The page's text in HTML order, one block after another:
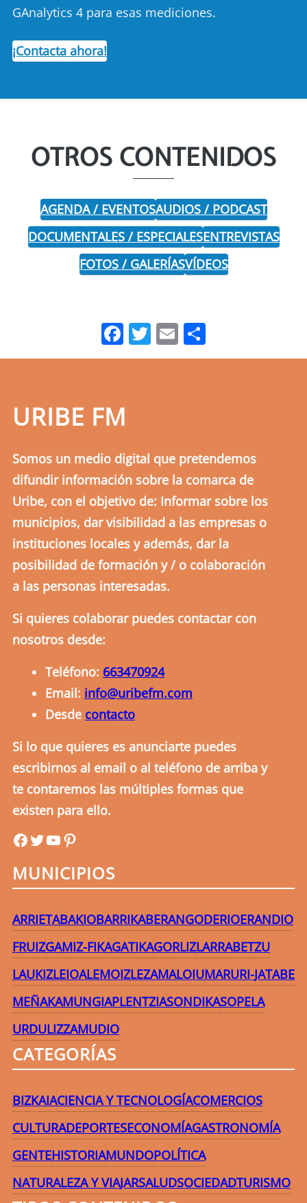
GAnalytics 4 para esas mediciones.
¡Contacta ahora!
OTROS CONTENIDOS
AGENDA / EVENTOSAUDIOS / PODCAST
DOCUMENTALES / ESPECIALESENTREVISTAS
FOTOS / GALERÍASVÍDEOS
Facebook
Twitter
Email
URIBE FM
Somos un medio digital que pretendemos
difundir información sobre la comarca de
Uribe, con el objetivo de: Informar sobre los
municipios, dar visibilidad a las empresas o
instituciones locales y además, dar la
posibilidad de formación y / o colaboración
a las personas interesadas.
Si quieres colaborar puedes contactar con
nosotros desde:
Teléfono: 663470924
Email: info@uribefm.com
Desde contacto
Si lo que quieres es anunciarte puedes
escribirnos al email o al teléfono de arriba y
te contaremos las múltiples formas que
existen para ello.
uribefmuribefmYouTube Pinterest
MUNICIPIOS
ARRIETABAKIOBARRIKABERANGODERIOERANDIO
FRUIZGAMIZ-FIKAGATIKAGORLIZLARRABETZU
LAUKIZLEIOALEMOIZLEZAMALOIUMARURI-JATABE
MEÑAKAMUNGIAPLENTZIASONDIKASOPELA
URDULIZZAMUDIO
CATEGORÍAS
BIZKAIACIENCIA Y TECNOLOGÍACOMERCIOS
CULTURADEPORTESECONOMÍAGASTRONOMÍA
GENTEHISTORIAMUNDOPOLÍTICA
NATURALEZA Y VIAJARSALUDSOCIEDADTURISMO